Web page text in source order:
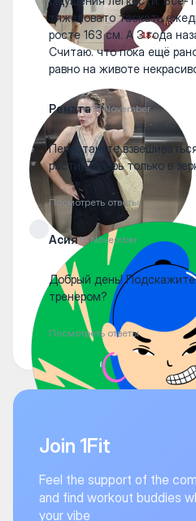
тяжеловато таскать
росте 163 см. А 3 года
Считаю. что пока ещё
равно на животе
Рената18 November
Перестаньте
расти).Теперь только в
Посмотреть ответы
Асия16 November
Добрый день! Подскажите
тренером?
Посмотреть ответы
Join 1Fit
Feel the support of the
and find workout buddies
your vibe